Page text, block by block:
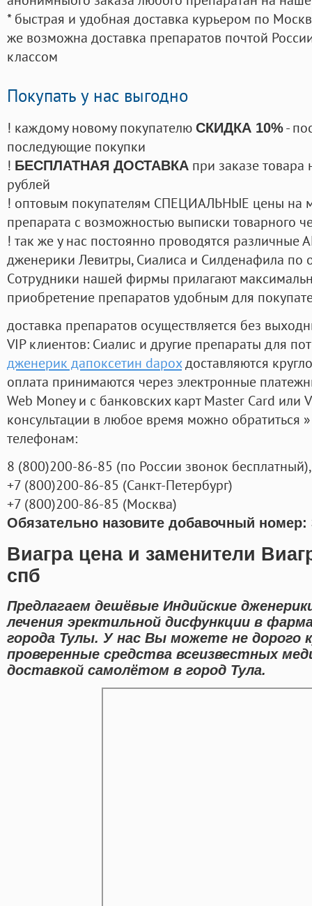
* быстрая и удобная доставка курьером по
же возможна доставка препаратов почтой
классом
Покупать у нас выгодно
! каждому новому покупателю СКИДКА 10%-
последующие покупки
! БЕСПЛАТНАЯ ДОСТАВКА при заказе
рублей
! оптовым покупателям СПЕЦИАЛЬНЫЕ цены на
препарата с возможностью выписки товарного
! так же у нас постоянно проводятся
дженерики Левитры, Сиалиса и Силденафила по
Cотрудники нашей фирмы прилагают
приобретение препаратов удобным для
доставка препаратов осуществляется без
VIP клиентов: Сиалис и другие препараты для
дженерик дапоксетин dapoxдоставляются
оплата принимаются через электронные
Web Money и с банковских карт Master Card или
консультации в любое время можно обратиться
телефонам:
8 (800)200-86-85 (по России звонок бесплатный),
+7 (800)200-86-85 (Санкт-Петербург)
+7 (800)200-86-85 (Москва)
Обязательно назовите добавочный номер:
Виагра цена и заменители
спб
Предлагаем дешёвые Индийские
лечения эректильной дисфункции в
города Тулы. У нас Вы можете не дорого
проверенные средства всеизвестных
доставкой самолётом в город Тула.